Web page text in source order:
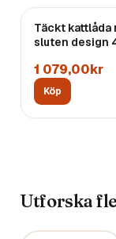
Täckt kattlåda
sluten design
1 079,00kr
Köp
Utforska